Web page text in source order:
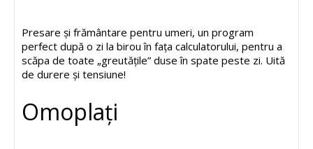
Presare și frământare pentru umeri, un program
perfect după o zi la birou în fața calculatorului, pentru a
scăpa de toate „greutățile” duse în spate peste zi. Uită
de durere și tensiune!
Omoplați